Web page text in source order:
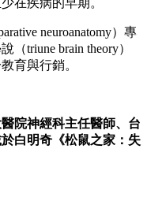
neuroanatomy）專
triune brain theory）
育與行銷。
院神經科主任醫師、台
白明奇《松鼠之家：失